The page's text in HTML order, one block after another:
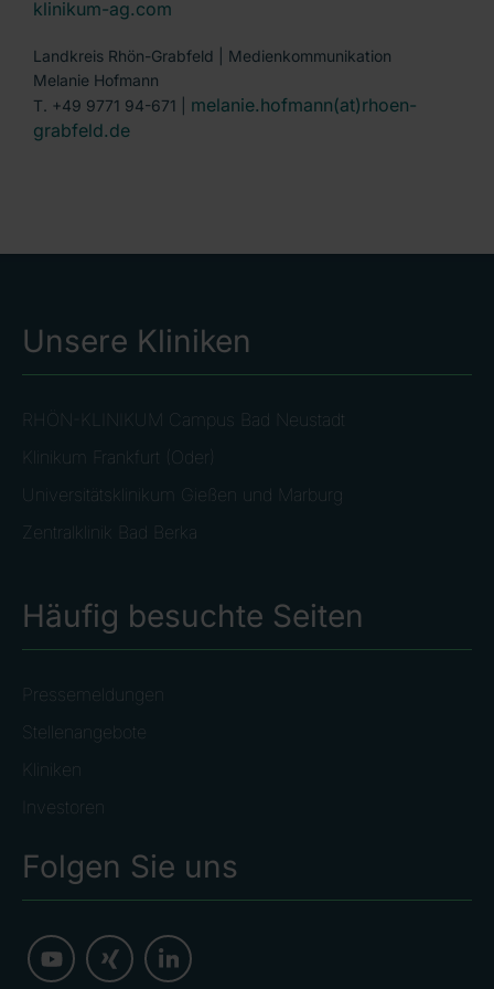
klinikum-ag.com
Landkreis Rhön-Grabfeld | Medienkommunikation
Melanie Hofmann
T. +49 9771 94-671 | melanie.hofmann(at)rhoen-
grabfeld.de
Unsere Kliniken
RHÖN-KLINIKUM Campus Bad Neustadt
Klinikum Frankfurt (Oder)
Universitätsklinikum Gießen und Marburg
Zentralklinik Bad Berka
Häufig besuchte Seiten
Pressemeldungen
Stellenangebote
Kliniken
Investoren
Folgen Sie uns